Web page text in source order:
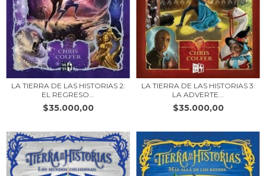
LA TIERRA DE LAS HISTORIAS 2:
EL REGRESO...
$35.000,00
LA TIERRA DE LAS HISTORIAS 3:
LA ADVERTE...
$35.000,00